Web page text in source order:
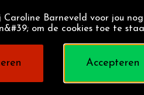
Barneveld voor jou
om de cookies toe te
Accepteren